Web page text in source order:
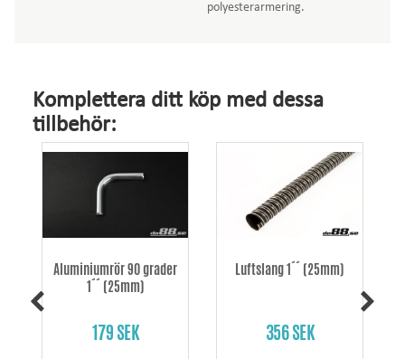
polyesterarmering.
Komplettera ditt köp med dessa
tillbehör:
Aluminiumrör 90 grader
1´´ (25mm)
179 SEK
Luftslang 1´´ (25mm)
356 SEK